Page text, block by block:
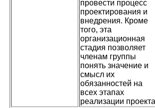
провести процесс
проектирования и
внедрения. Кроме
того, эта
организационная
стадия позволяет
членам группы
понять значение и
смысл их
обязанностей на
всех этапах
реализации